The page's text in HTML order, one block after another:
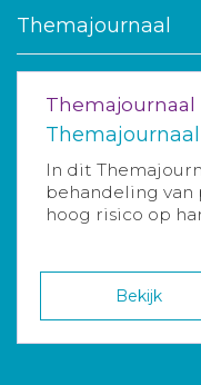
Themajournaal
Themajournaal
Themajournaal
In dit
behandeling
hoog risico op
Bekijk